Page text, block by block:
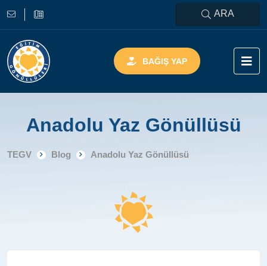
ARA
BAĞIŞ YAP
Anadolu Yaz Gönüllüsü
TEGV Blog Anadolu Yaz Gönüllüsü